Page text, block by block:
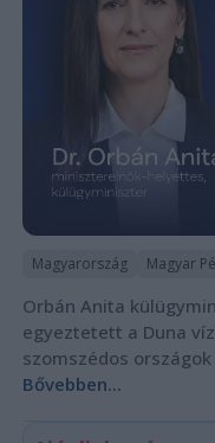
Magyarország Magyar
Orbán Anita
egyeztetett a Duna
szomszédos
Bővebben...